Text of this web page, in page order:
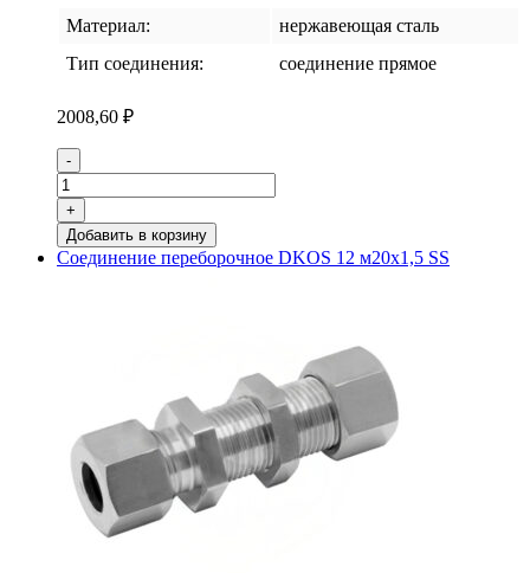
Материал:
нержавеющая сталь
Тип соединения:
соединение прямое
2008,60 ₽
Количество
товара
Соединение
переборочное
DKOS
10
-
+
Добавить в корзину
Соединение переборочное DKOS 12 м20х1,5 SS